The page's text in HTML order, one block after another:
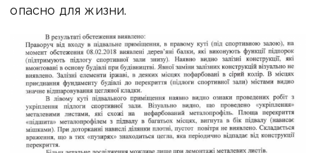
опасно для жизни.